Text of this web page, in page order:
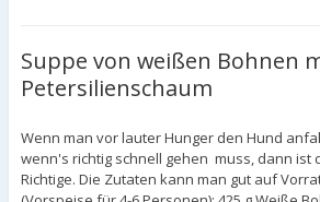
Suppe von weißen Bohnen
Petersilienschaum
Wenn man vor lauter Hunger den Hund
wenn's richtig schnell gehen muss, dann ist
Richtige. Die Zutaten kann man gut auf